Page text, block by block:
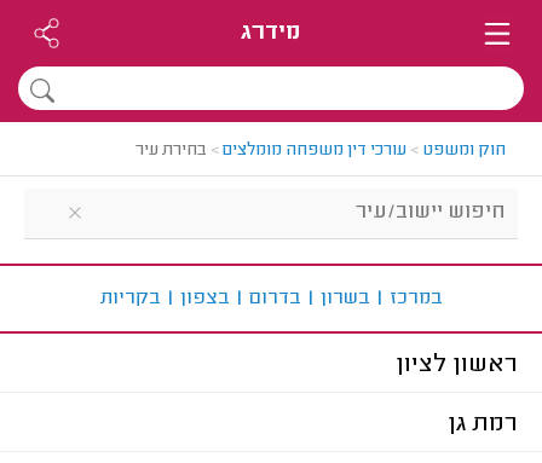
מידרג
חוק ומשפט > עורכי דין משפחה מומלצים> בחירת עיר
במרכז | בשרון | בדרום | בצפון | בקריות
ראשון לציון
רמת גן